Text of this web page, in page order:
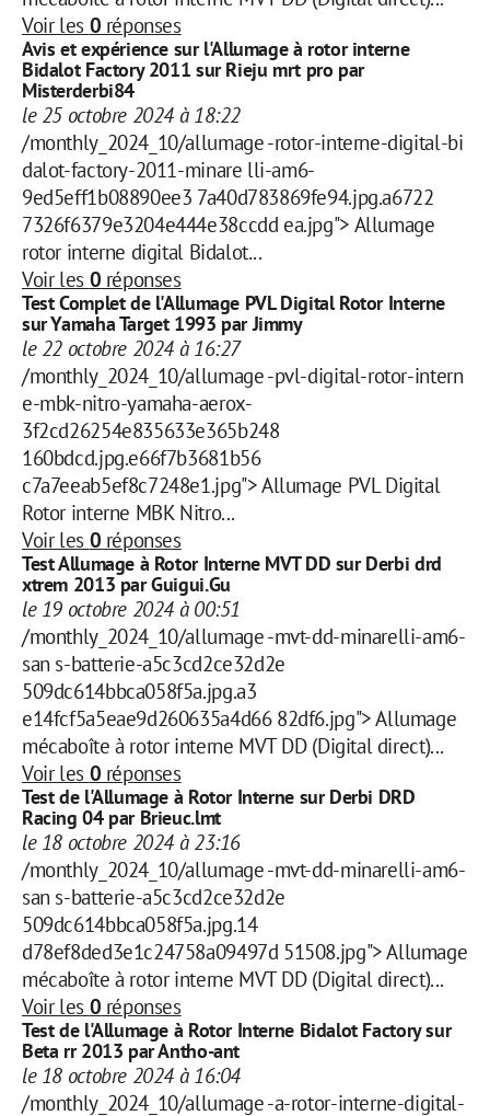
Voir les 0 réponses
Avis et expérience sur l'Allumage à rotor interne
Bidalot Factory 2011 sur Rieju mrt pro par
Misterderbi84
le 25 octobre 2024 à 18:22
/monthly_2024_10/allumage -rotor-interne-digital-bi
dalot-factory-2011-minare lli-am6-
9ed5eff1b08890ee3 7a40d783869fe94.jpg.a6722
7326f6379e3204e444e38ccdd ea.jpg"> Allumage
rotor interne digital Bidalot...
Voir les 0 réponses
Test Complet de l'Allumage PVL Digital Rotor Interne
sur Yamaha Target 1993 par Jimmy
le 22 octobre 2024 à 16:27
/monthly_2024_10/allumage -pvl-digital-rotor-intern
e-mbk-nitro-yamaha-aerox-
3f2cd26254e835633e365b248
160bdcd.jpg.e66f7b3681b56
c7a7eeab5ef8c7248e1.jpg"> Allumage PVL Digital
Rotor interne MBK Nitro...
Voir les 0 réponses
Test Allumage à Rotor Interne MVT DD sur Derbi drd
xtrem 2013 par Guigui.Gu
le 19 octobre 2024 à 00:51
/monthly_2024_10/allumage -mvt-dd-minarelli-am6-
san s-batterie-a5c3cd2ce32d2e
509dc614bbca058f5a.jpg.a3
e14fcf5a5eae9d260635a4d66 82df6.jpg"> Allumage
mécaboîte à rotor interne MVT DD (Digital direct)...
Voir les 0 réponses
Test de l'Allumage à Rotor Interne sur Derbi DRD
Racing 04 par Brieuc.lmt
le 18 octobre 2024 à 23:16
/monthly_2024_10/allumage -mvt-dd-minarelli-am6-
san s-batterie-a5c3cd2ce32d2e
509dc614bbca058f5a.jpg.14
d78ef8ded3e1c24758a09497d 51508.jpg"> Allumage
mécaboîte à rotor interne MVT DD (Digital direct)...
Voir les 0 réponses
Test de l'Allumage à Rotor Interne Bidalot Factory sur
Beta rr 2013 par Antho-ant
le 18 octobre 2024 à 16:04
/monthly_2024_10/allumage -a-rotor-interne-digital-